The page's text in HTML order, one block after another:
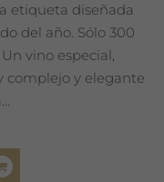
etiqueta diseñada
del año. Sólo 300
vino especial,
complejo y elegante